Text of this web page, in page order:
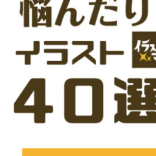
イ
ラ
ス
ト
専
門
ロ
ー
ド
き
人
物
イ
ト